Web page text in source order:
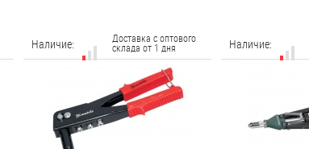
Наличие: Доставка с оптового
склада от 1 дня Наличие:
Доставка с оптового
склада от 1 дня